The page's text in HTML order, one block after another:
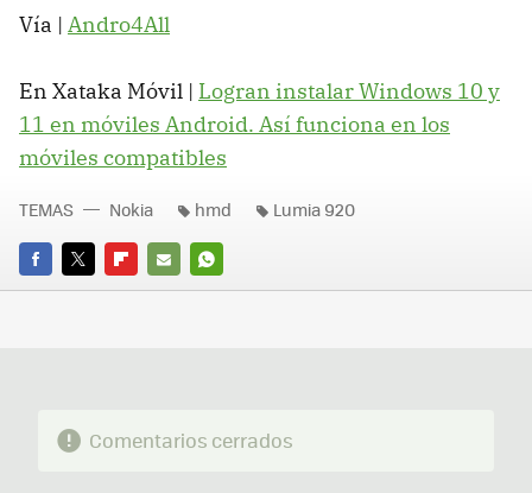
Vía | Andro4All
En Xataka Móvil | Logran instalar Windows 10 y
11 en móviles Android. Así funciona en los
móviles compatibles
FACEBOOK
TWITTERFLIPBOARD
E-
WHATSAPP
TEMAS Nokia hmd Lumia 920
Comentarios cerrados